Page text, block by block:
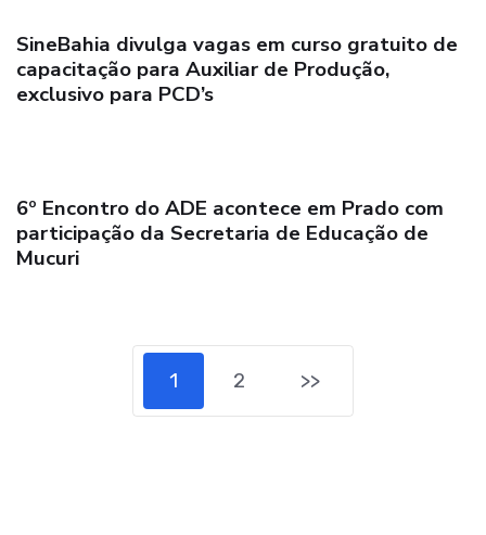
SineBahia divulga vagas em curso gratuito de
capacitação para Auxiliar de Produção,
exclusivo para PCD’s
6º Encontro do ADE acontece em Prado com
participação da Secretaria de Educação de
Mucuri
1 2 >>